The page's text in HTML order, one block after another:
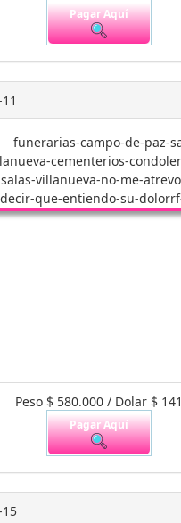
Pagar Aquí
Peso $ 580.000 / Dolar $ 141
Pagar Aquí
15